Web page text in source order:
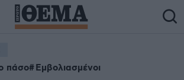
πάσο Εμβολιασμένοι